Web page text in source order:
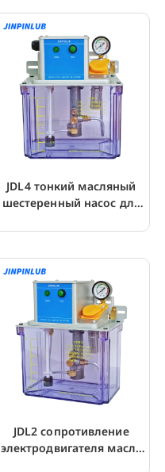
JDL4 тонкий масляный
шестеренный насос для
смазки
JDL2 сопротивление
электродвигателя масла